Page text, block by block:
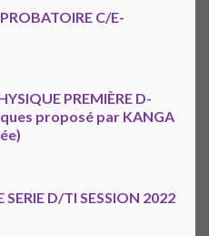
C/E-
PREMIÈRE D-
proposé par KANGA
D/TI SESSION 2022